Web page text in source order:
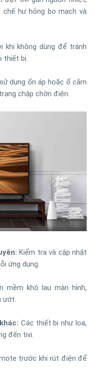
hư hỏng bo mạch và
khi không dùng để tránh
thiết bị.
dụng ổn áp hoặc ổ cắm
chập chờn điện.
Kiểm tra và cập nhật
ứng dụng.
mềm khô lau màn hình,
ướt.
Các thiết bị như loa,
đến tivi.
trước khi rút điện để